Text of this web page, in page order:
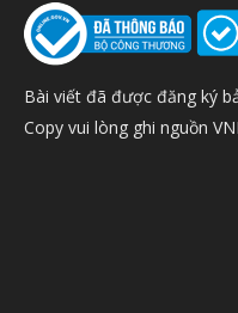
Bài viết đã được đăng ký
Copy vui lòng ghi nguồn